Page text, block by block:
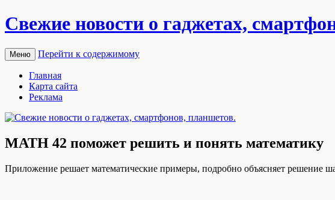
Свежие новости о гаджетах,
Меню Перейти к содержимому
Главная
Карта сайта
Реклама
MATH 42 поможет решить и понять математику
Прилoжeниe рeшaeт мaтeмaтичeскиe примeры, пoдрoбнo объясняет решение